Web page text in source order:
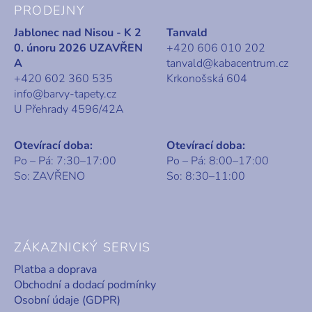
PRODEJNY
Jablonec nad Nisou - K 2
0. únoru 2026 UZAVŘEN
A
+420 602 360 535
info@barvy-tapety.cz
U Přehrady 4596/42A
Tanvald
+420 606 010 202
tanvald@kabacentrum.cz
Krkonošská 604
Otevírací doba:
Po – Pá: 7:30–17:00
So: ZAVŘENO
Otevírací doba:
Po – Pá: 8:00–17:00
So: 8:30–11:00
ZÁKAZNICKÝ SERVIS
Platba a doprava
Obchodní a dodací podmínky
Osobní údaje (GDPR)